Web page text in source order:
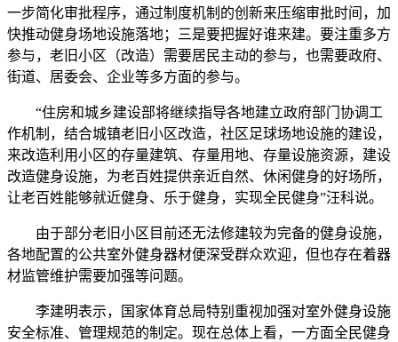
一步简化审批程序，通过制度机制的创新来压缩审批时间，加
快推动健身场地设施落地；三是要把握好谁来建。要注重多方
参与，老旧小区（改造）需要居民主动的参与，也需要政府、
街道、居委会、企业等多方面的参与。
“住房和城乡建设部将继续指导各地建立政府部门协调工
作机制，结合城镇老旧小区改造，社区足球场地设施的建设，
来改造利用小区的存量建筑、存量用地、存量设施资源，建设
改造健身设施，为老百姓提供亲近自然、休闲健身的好场所，
让老百姓能够就近健身、乐于健身，实现全民健身”汪科说。
由于部分老旧小区目前还无法修建较为完备的健身设施，
各地配置的公共室外健身器材便深受群众欢迎，但也存在着器
材监管维护需要加强等问题。
李建明表示，国家体育总局特别重视加强对室外健身设施
安全标准、管理规范的制定。现在总体上看，一方面全民健身